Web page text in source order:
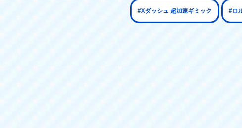
#Xダッシュ 超加速ギミック #ロ